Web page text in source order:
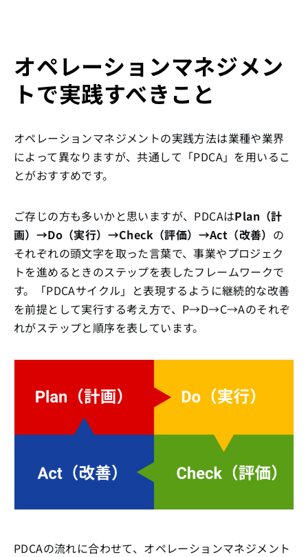
オペレーションマネジメン
トで実践すべきこと
オペレーションマネジメントの実践方法は業種や業界
によって異なりますが、共通して「PDCA」を用いるこ
とがおすすめです。
ご存じの方も多いかと思いますが、PDCAはPlan（計
画）→Do（実行）→Check（評価）→Act（改善） の
それぞれの頭文字を取った言葉で、事業やプロジェク
トを進めるときのステップを表したフレームワークで
す。「PDCAサイクル」と表現するように継続的な改善
を前提として実行する考え方で、P→D→C→Aのそれぞ
れがステップと順序を表しています。
PDCAの流れに合わせて、オペレーションマネジメント